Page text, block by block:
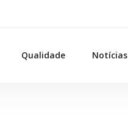
Qualidade Notícias